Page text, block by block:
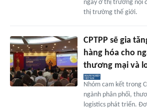
ngay ở thị trường nội
thị trường thế giới.
CPTPP sẽ gia
hàng hóa cho
thương mại và
Nhóm cam kết trong
ngành phân phối,
logistics phát triển.